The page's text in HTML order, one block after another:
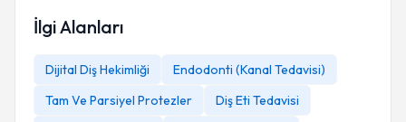
İlgi Alanları
Dijital Diş Hekimliği
Endodonti (Kanal Tedavisi)
Tam Ve Parsiyel Protezler
Diş Eti Tedavisi